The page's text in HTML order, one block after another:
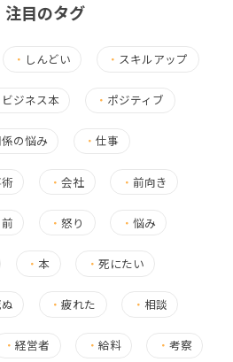
注目のタグ
・ しんどい ・ スキルアップ
ビジネス本 ・ ポジティブ
の悩み ・仕事
・会社 ・ 前向き
・怒り ・ 悩み
・本 ・ 死にたい
・疲れた ・ 相談
・経営者 ・ 給料 ・ 考察